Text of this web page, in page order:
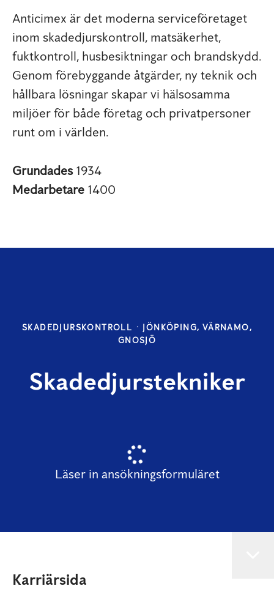
Anticimex är det moderna serviceföretaget
inom skadedjurskontroll, matsäkerhet,
fuktkontroll, husbesiktningar och brandskydd.
Genom förebyggande åtgärder, ny teknik och
hållbara lösningar skapar vi hälsosamma
miljöer för både företag och privatpersoner
runt om i världen.
Grundades 1934
Medarbetare 1400
SKADEDJURSKONTROLL · JÖNKÖPING, VÄRNAMO,
GNOSJÖ
Skadedjurstekniker
Läser in ansökningsformuläret
Karriärsida